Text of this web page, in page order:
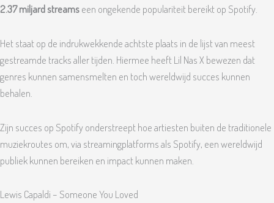
2.37 miljard streamseen ongekende populariteit bereikt op Spotify.
Het staat op de indrukwekkende achtste plaats in de lijst van meest
gestreamde tracks aller tijden. Hiermee heeft Lil Nas X bewezen dat
genres kunnen samensmelten en toch wereldwijd succes kunnen
behalen.
Zijn succes op Spotify onderstreept hoe artiesten buiten de traditionele
muziekroutes om, via streamingplatforms als Spotify, een wereldwijd
publiek kunnen bereiken en impact kunnen maken.
Lewis Capaldi – Someone You Loved